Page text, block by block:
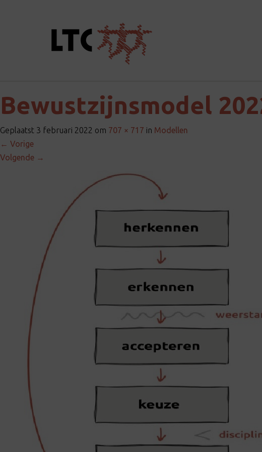
Bewustzijnsmodel
Geplaatst 3 februari 2022 om 707 × 717 in Modellen
← Vorige
Volgende →